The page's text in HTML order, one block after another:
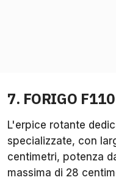
7. FORIGO
L'erpice rotante
specializzate, con
centimetri, potenza
massima di 28